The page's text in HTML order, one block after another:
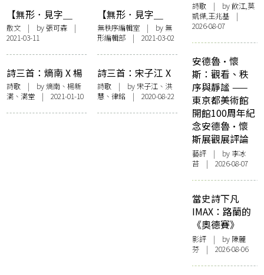
【無形．見字＿
＿】見字#SH——
演算法年代的斯多
噶主義者
散文 | by 張可森 |
2021-03-11
【無形．見字＿
＿】前置詞：見不
見字也好，鍾意就
做
無秩序編輯室| by 無
形編輯部 | 2021-03-02
詩三首：熵南 X 楊
新滿 X 滿堂
詩歌 | by 熵南、楊新
滿、滿堂 | 2021-01-10
詩三首：宋子江 X
洪慧 X 律銘
詩歌| by 宋子江、洪
慧、律銘 | 2020-08-22
詩歌 | by 飲江,莫
凱傑,王兆基 |
2026-08-07
安德魯·懷
斯：觀看、秩
序與靜謐 ——
東京都美術館
開館100周年紀
念安德魯·懷
斯展觀展評論
藝評 | by 李冰
苔 | 2026-08-07
當史詩下凡
IMAX：路蘭的
《奧德賽》
影評 | by 陳麗
芬 | 2026-08-06